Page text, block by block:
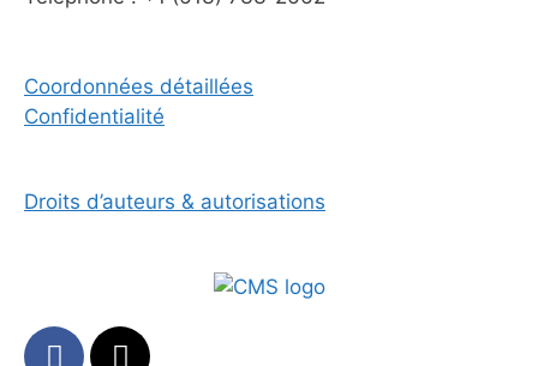
Coordonnées détaillées
Confidentialité
Droits d’auteurs & autorisations